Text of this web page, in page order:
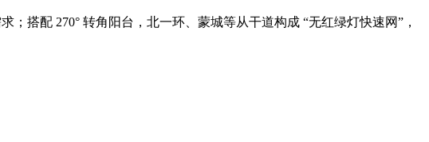
配 270° 转角阳台，北一环、蒙城等从干道构成 “无红绿灯快速网”，